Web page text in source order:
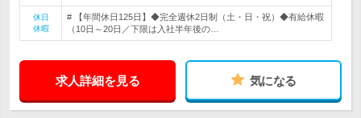
休日
休暇
# 【年間休日125日】◆完全週休2日制（土・日・祝）◆有給休暇
（10日～20日／下限は入社半年後の…
求人詳細を見る 気になる